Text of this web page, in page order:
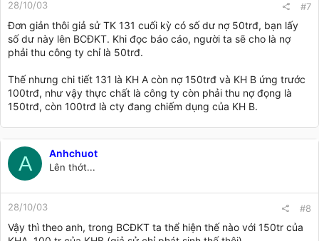
28/10/03 #7
Đơn giản thôi giả sử TK 131 cuối kỳ có số dư nợ 50trđ, bạn lấy
số dư này lên BCĐKT. Khi đọc báo cáo, người ta sẽ cho là nợ
phải thu công ty chỉ là 50trđ.
Thế nhưng chi tiết 131 là KH A còn nợ 150trđ và KH B ứng trước
100trđ, như vậy thực chất là công ty còn phải thu nợ đọng là
150trđ, còn 100trđ là cty đang chiếm dụng của KH B.
A Anhchuot
Lên thớt...
28/10/03 #8
Vậy thì theo anh, trong BCĐKT ta thể hiện thế nào với 150tr của